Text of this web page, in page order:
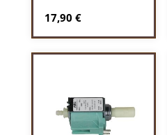
Regulärer Preis:
17,90 €